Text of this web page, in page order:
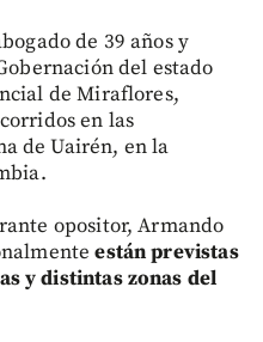
de 39 años y
del estado
de Miraflores,
en las
de Uairén, en la
opositor, Armando
están previstas
y distintas zonas del